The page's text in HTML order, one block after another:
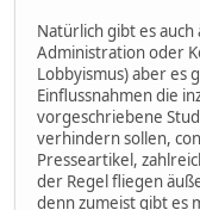
Natürlich gibt es
Administration oder
Lobbyismus) aber es
Einflussnahmen die
vorgeschriebene
verhindern sollen,
Presseartikel,
der Regel fliegen
denn zumeist gibt es